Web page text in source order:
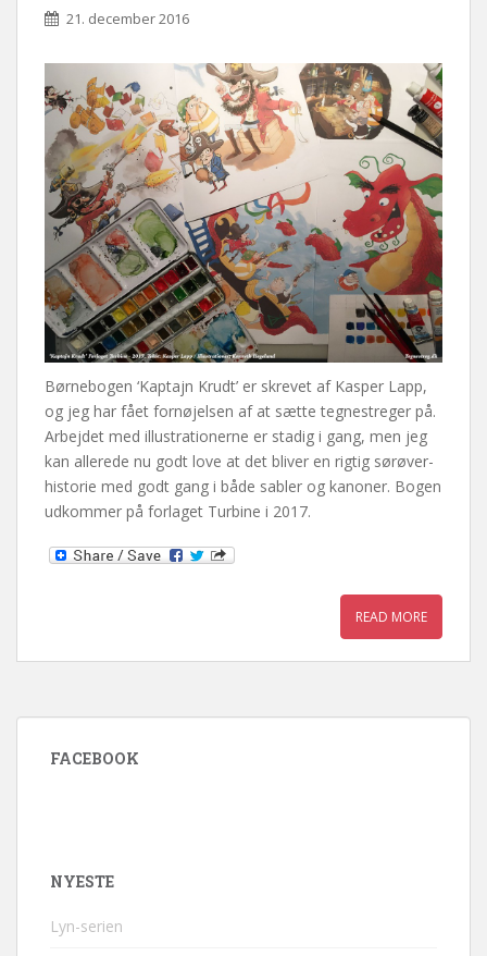
21. december 2016
Børnebogen ‘Kaptajn Krudt’ er skrevet af Kasper Lapp,
og jeg har fået fornøjelsen af at sætte tegnestreger på.
Arbejdet med illustrationerne er stadig i gang, men jeg
kan allerede nu godt love at det bliver en rigtig sørøver-
historie med godt gang i både sabler og kanoner. Bogen
udkommer på forlaget Turbine i 2017.
READ MORE
FACEBOOK
NYESTE
Lyn-serien